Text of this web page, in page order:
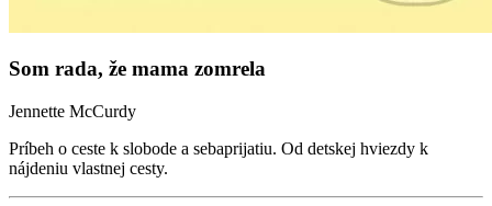
Som rada, že mama zomrela
Jennette McCurdy
Príbeh o ceste k slobode a sebaprijatiu. Od detskej hviezdy k
nájdeniu vlastnej cesty.